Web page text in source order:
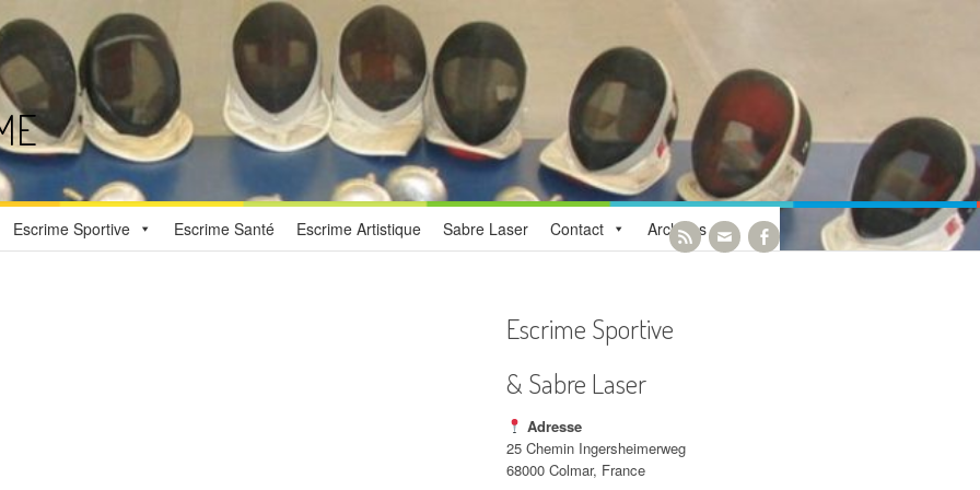
Escrime Sportive Escrime Santé Escrime Artistique Sabre Laser Contact Archives
Escrime Sportive
& Sabre Laser
Adresse
25 Chemin Ingersheimerweg
68000 Colmar, France